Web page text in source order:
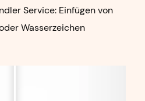
Service: Einfügen von
Wasserzeichen